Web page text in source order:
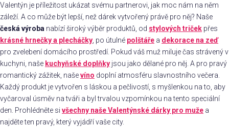
c
í
p
r
v
k
y
v
ý
p
i
n
í
Valentýn je příležitost ukázat svému partnerovi, jak moc nám na něm
záleží. A co může být lepší, než dárek vytvořený právě pro něj? Naše
česká výroba nabízí široký výběr produktů, od stylových triček přes
krásné hrnečky a plecháčky , po útulné polštáře a dekorace na zeď
pro zvelebení domácího prostředí. Pokud váš muž miluje čas strávený v
kuchyni, naše kuchyňské doplňky jsou jako dělané pro něj. A pro pravý
romantický zážitek, naševíno doplní atmosféru slavnostního večera.
Každý produkt je vytvořen s láskou a pečlivostí, s myšlenkou na to, aby
vyčaroval úsměv na tváři a byl trvalou vzpomínkou na tento speciální
den. Prohlédněte si všechny naše Valentýnské dárky pro muže a
najděte ten pravý, který vyjádří vaše city.